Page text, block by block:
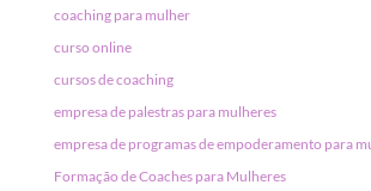
coaching para mulher
curso online
cursos de coaching
empresa de palestras para mulheres
empresa de programas de empoderamento para
Formação de Coaches para Mulheres